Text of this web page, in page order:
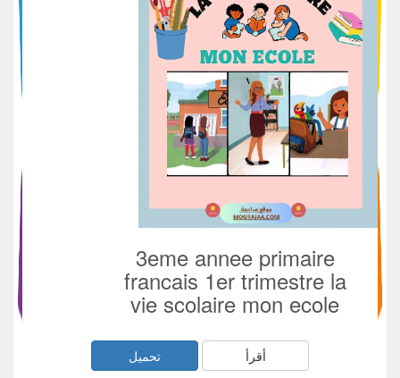
3eme annee primaire
francais 1er trimestre la
vie scolaire mon ecole
أقرأ تحميل